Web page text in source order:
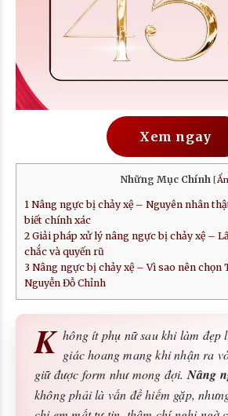
Xem ngay
Những Mục Chính [Ẩn
1 Nâng ngực bị chảy xệ – Nguyên nhân
biết chính xác
2 Giải pháp xử lý nâng ngực bị chảy xệ –
chắc và quyến rũ
3 Nâng ngực bị chảy xệ – Vì sao nên chọn
Nguyễn Đỗ Chỉnh
K hông ít phụ nữ sau khi làm đẹp
giác hoang mang khi nhận ra
giữ được form như mong đợi. Nâng
không phải là vấn đề hiếm gặp,